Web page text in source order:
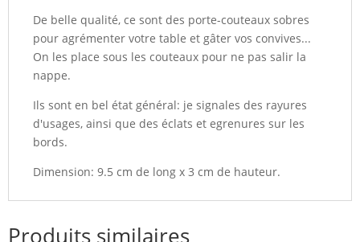
De belle qualité, ce sont des porte-couteaux sobres
pour agrémenter votre table et gâter vos convives...
On les place sous les couteaux pour ne pas salir la
nappe.
Ils sont en bel état général: je signales des rayures
d'usages, ainsi que des éclats et egrenures sur les
bords.
Dimension: 9.5 cm de long x 3 cm de hauteur.
Produits similaires